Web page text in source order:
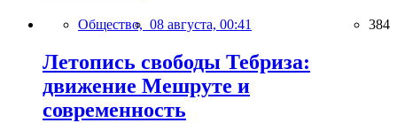
Общество, 08 августа, 00:41 384
Летопись свободы Тебриза:
движение Мешруте и
современность